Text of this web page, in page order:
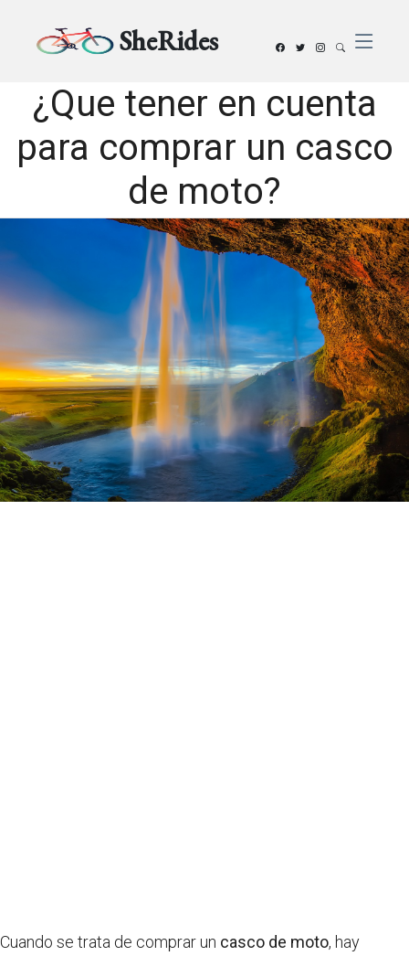
SheRides
¿Que tener en cuenta
para comprar un casco
de moto?
Cuando se trata de comprar un casco de moto, hay